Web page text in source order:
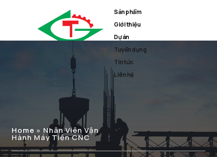
Sản phẩm
Giới thiệu
Dự án
Tuyển dụng
Tin tức
Liên hệ
Home » Nhân Viên Vận
Hành Máy Tiện CNC